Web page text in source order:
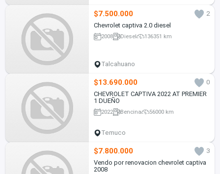
$7.500.000
2
Chevrolet captiva 2.0 diesel
2008 Diesel 136351 km
Talcahuano
$13.690.000
0
CHEVROLET CAPTIVA 2022 AT PREMIER
1 DUEÑO
2022 Bencina 56000 km
Temuco
$7.800.000
3
Vendo por renovacion chevrolet captiva
2008